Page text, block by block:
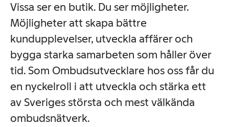
Vissa ser en butik. Du ser möjligheter.
Möjligheter att skapa bättre
kundupplevelser, utveckla affärer och
bygga starka samarbeten som håller över
tid. Som Ombudsutvecklare hos oss får du
en nyckelroll i att utveckla och stärka ett
av Sveriges största och mest välkända
ombudsnätverk.